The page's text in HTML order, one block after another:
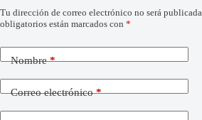
Tu dirección de correo electrónico no será publicada.
obligatorios están marcados con *
Nombre*
Correo electrónico*